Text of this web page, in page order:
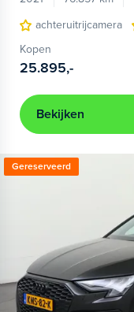
achteruitrijcamera
Kopen
25.895,-
Bekijken
Gereserveerd